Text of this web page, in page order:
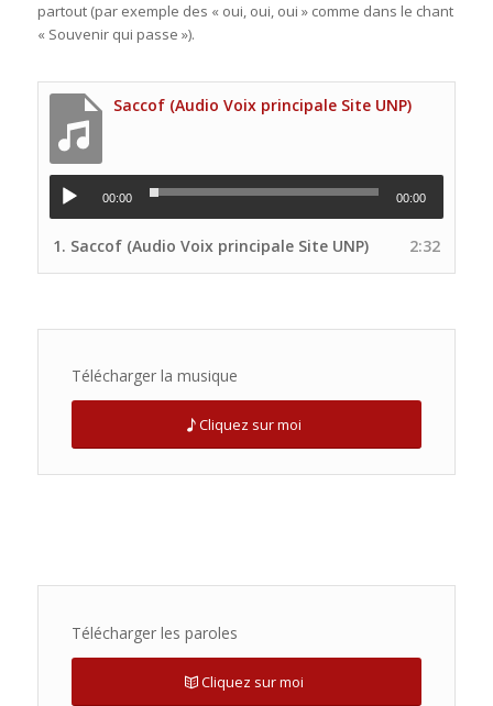
partout (par exemple des « oui, oui, oui » comme dans le chant
« Souvenir qui passe »).
Saccof (Audio Voix principale Site UNP)
00:00 00:00
1. Saccof (Audio Voix principale Site UNP) 2:32
Télécharger la musique
Cliquez sur moi
Télécharger les paroles
Cliquez sur moi